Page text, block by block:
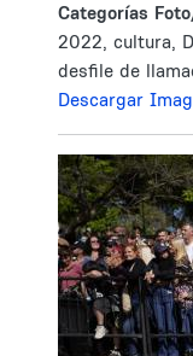
Categorías
2022, cultura,
desfile de
Descargar